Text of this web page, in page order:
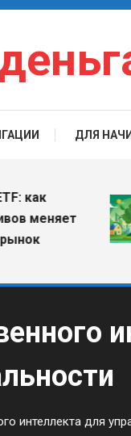
ДЛЯ
интеллекта для